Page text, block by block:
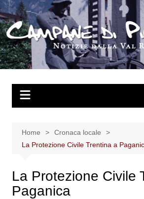
Salta
al
contenuto
Home
Cronaca locale
La Protezione Civile Trentina a
La Protezione Civile
Paganica